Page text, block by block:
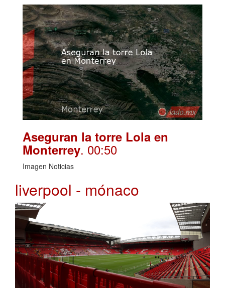
Aseguran la torre Lola en
Monterrey. 00:50
Imagen Noticias
liverpool - mónaco